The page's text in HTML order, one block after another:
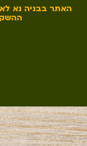
האתר בבניה נא